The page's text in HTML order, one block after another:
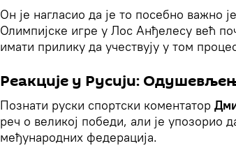
Он је нагласио да је то посебно важно
Олимпијске игре у Лос Анђелесу већ
имати прилику да учествују у том
Реакције у Русији:
Познати руски спортски коментатор
реч о великој победи, али је упозорио
међународних федерација.